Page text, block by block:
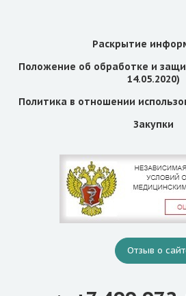
Раскрытие
Положение об обработке и
14.05.2020)
Политика в отношении
Закупки
Отзыв о